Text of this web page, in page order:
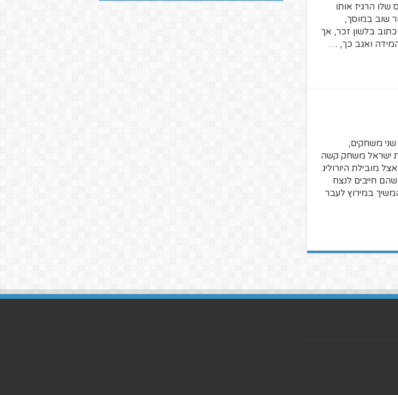
הרגיז אותו
שוב במוסך,
בלשון זכר, אך
המידה ואגב כך, …
משחקים,
ישראל משחק קשה
מובילת היורוליג
חייבים לנצח
במירוץ לעבר